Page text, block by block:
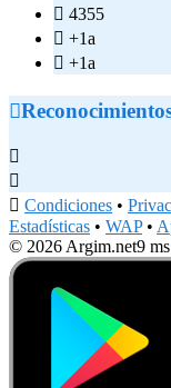
 4355
 +1a
 +1a



 Condiciones •
Estadísticas • WAP•
© 2026 Argim.net9 ms